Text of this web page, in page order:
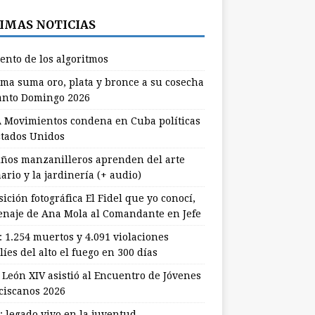
NOTICIAS
de los algoritmos
suma oro, plata y bronce a su cosecha
Domingo 2026
Movimientos condena en Cuba políticas
Unidos
manzanilleros aprenden del arte
y la jardinería (+ audio)
fotográfica El Fidel que yo conocí,
de Ana Mola al Comandante en Jefe
1.254 muertos y 4.091 violaciones
del alto el fuego en 300 días
León XIV asistió al Encuentro de Jóvenes
2026